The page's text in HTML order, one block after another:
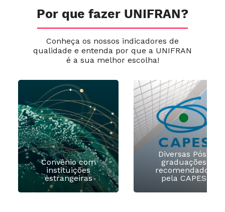
Por que fazer UNIFRAN?
Conheça os nossos indicadores de
qualidade e entenda por que a UNIFRAN
é a sua melhor escolha!
Convênio com
instituições
estrangeiras
Diversas Pós-
graduações
recomendados
pela CAPES